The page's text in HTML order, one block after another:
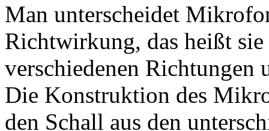
Man unterscheidet
Richtwirkung, das heißt
verschiedenen
Die Konstruktion des
den Schall aus den